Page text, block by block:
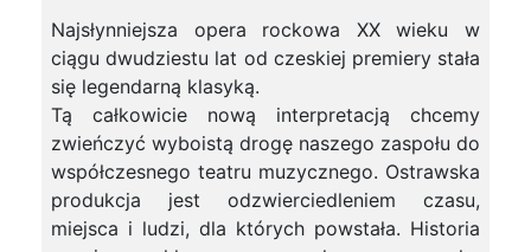
Najsłynniejsza opera rockowa XX wieku w
ciągu dwudziestu lat od czeskiej premiery stała
się legendarną klasyką.
Tą całkowicie nową interpretacją chcemy
zwieńczyć wyboistą drogę naszego zaspołu do
współczesnego teatru muzycznego. Ostrawska
produkcja jest odzwierciedleniem czasu,
miejsca i ludzi, dla których powstała. Historia